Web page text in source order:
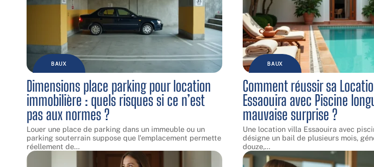
BAUX
Dimensions place parking pour location
immobilière : quels risques si ce n’est
pas aux normes ?
Louer une place de parking dans un immeuble ou un
parking souterrain suppose que l'emplacement permette
réellement de…
BAUX
Comment réussir sa
Essaouira avec Piscine
mauvaise surprise ?
Une location villa Essaouira avec
désigne un bail de plusieurs mois,
douze,…